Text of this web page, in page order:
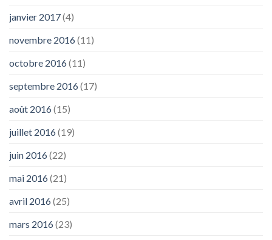
janvier 2017(4)
novembre 2016(11)
octobre 2016(11)
septembre 2016(17)
août 2016(15)
juillet 2016(19)
juin 2016(22)
mai 2016(21)
avril 2016(25)
mars 2016(23)